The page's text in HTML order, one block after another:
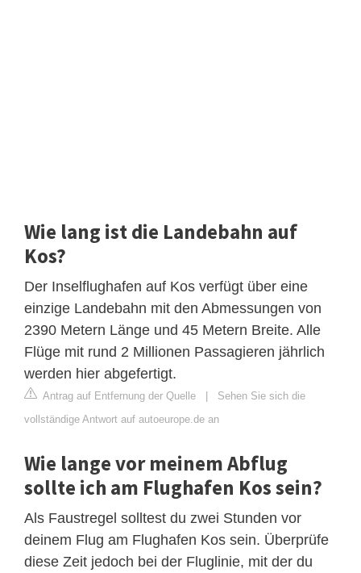
Wie lang ist die Landebahn auf
Kos?
Der Inselflughafen auf Kos verfügt über eine
einzige Landebahn mit den Abmessungen von
2390 Metern Länge und 45 Metern Breite. Alle
Flüge mit rund 2 Millionen Passagieren jährlich
werden hier abgefertigt.
Antrag auf Entfernung der Quelle
Sehen Sie sich die
vollständige Antwort auf autoeurope.de an
Wie lange vor meinem Abflug
sollte ich am Flughafen Kos sein?
Als Faustregel solltest du zwei Stunden vor
deinem Flug am Flughafen Kos sein. Überprüfe
diese Zeit jedoch bei der Fluglinie, mit der du